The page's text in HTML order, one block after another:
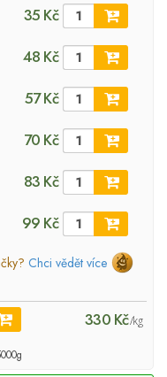
35 Kč
48 Kč
57 Kč
70 Kč
83 Kč
99 Kč
Chci vědět více
330 Kč/kg